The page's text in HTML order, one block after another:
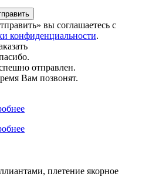
вы соглашаетесь с
конфиденциальности.
отправлен.
Вам позвонят.
плетение якорное